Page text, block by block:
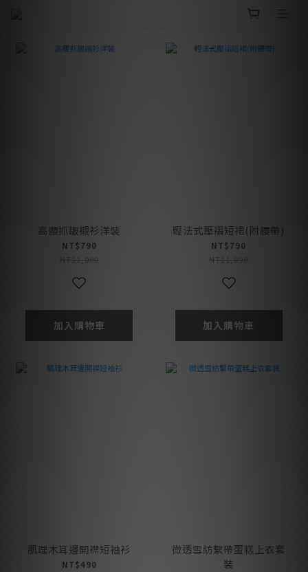
高腰抓皺襯衫洋裝
NT$790
NT$1,090
加入購物車
輕法式壓褶短裙(附腰帶)
NT$790
NT$1,090
加入購物車
肌理木耳邊開襟短袖衫
NT$490
微透雪紡繫帶蛋糕上衣套
裝